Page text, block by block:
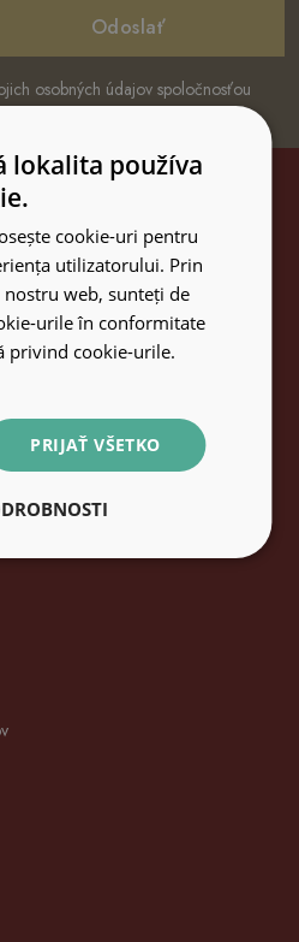
Odoslať
osobných údajov spoločnosťou
od 8:00 do 16:00
lokalita používa
cookie-uri pentru
utilizatorului. Prin
web, sunteți de
urile în conformitate
privind cookie-urile.
PRIJAŤ VŠETKO